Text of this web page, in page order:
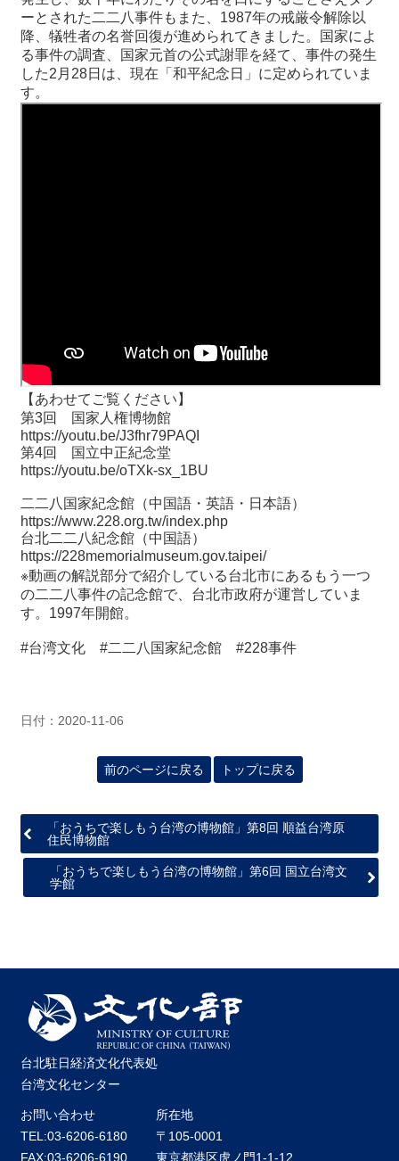
リ
ク
ホ
ーとされた二二八事件もまた、1987年の戒厳令解除以
降、犠牲者の名誉回復が進められてきました。国家によ
る事件の調査、国家元首の公式謝罪を経て、事件の発生
した2月28日は、現在「和平紀念日」に定められていま
す。
【あわせてご覧ください】
第3回 国家人権博物館
https://youtu.be/J3fhr79PAQI
第4回 国立中正紀念堂
https://youtu.be/oTXk-sx_1BU
二二八国家紀念館（中国語・英語・日本語）
https://www.228.org.tw/index.php
台北二二八紀念館（中国語）
https://228memorialmuseum.gov.taipei/
※動画の解説部分で紹介している台北市にあるもう一つ
の二二八事件の記念館で、台北市政府が運営していま
す。1997年開館。
#台湾文化 #二二八国家紀念館 #228事件
日付：2020-11-06
前のページに戻る トップに戻る
「おうちで楽しもう台湾の博物館」第8回 順益台湾原
住民博物館
「おうちで楽しもう台湾の博物館」第6回 国立台湾文
学館
台北駐日経済文化代表処
台湾文化センター
お問い合わせ
TEL:03-6206-6180
FAX:03-6206-6190
所在地
〒105-0001
東京都港区虎ノ門1-1-12